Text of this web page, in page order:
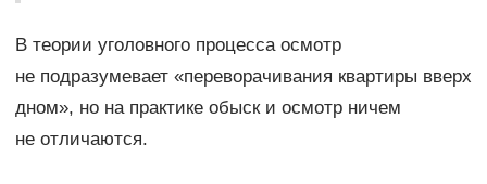
В теории уголовного процесса осмотр
не подразумевает «переворачивания квартиры вверх
дном», но на практике обыск и осмотр ничем
не отличаются.